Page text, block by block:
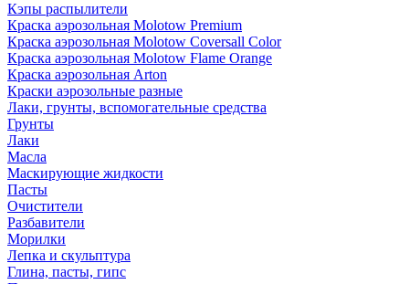
Кэпы распылители
Краска аэрозольная Molotow Premium
Краска аэрозольная Molotow Coversall Color
Краска аэрозольная Molotow Flame Orange
Краска аэрозольная Arton
Краски аэрозольные разные
Лаки, грунты, вспомогательные средства
Грунты
Лаки
Масла
Маскирующие жидкости
Пасты
Очистители
Разбавители
Морилки
Лепка и скульптура
Глина, пасты, гипс